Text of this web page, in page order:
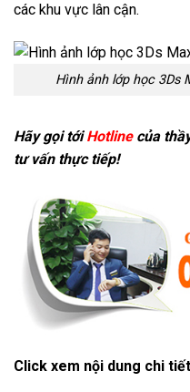
các khu vực lân cận.
Hình ảnh lớp học 3Ds
Hãy gọi tớiHotlinecủa
tư vấn thực tiếp!
Click xem nội dung chi